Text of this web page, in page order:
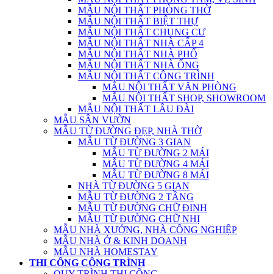
MẪU NỘI THẤT PHÒNG THỜ
MẪU NỘI THẤT BIỆT THỰ
MẪU NỘI THẤT CHUNG CƯ
MẪU NỘI THẤT NHÀ CẤP 4
MẪU NỘI THẤT NHÀ PHỐ
MẪU NỘI THẤT NHÀ ỐNG
MẪU NỘI THẤT CÔNG TRÌNH
MẪU NỘI THẤT VĂN PHÒNG
MẪU NỘI THẤT SHOP, SHOWROOM
MẪU NỘI THẤT LÂU ĐÀI
MẪU SÂN VƯỜN
MẪU TỪ ĐƯỜNG ĐẸP, NHÀ THỜ
MẪU TỪ ĐƯỜNG 3 GIAN
MẪU TỪ ĐƯỜNG 2 MÁI
MẪU TỪ ĐƯỜNG 4 MÁI
MẪU TỪ ĐƯỜNG 8 MÁI
NHÀ TỪ ĐƯỜNG 5 GIAN
MẪU TỪ ĐƯỜNG 2 TẦNG
MẪU TỪ ĐƯỜNG CHỮ ĐINH
MẪU TỪ ĐƯỜNG CHỮ NHỊ
MẪU NHÀ XƯỞNG, NHÀ CÔNG NGHIỆP
MẪU NHÀ Ở & KINH DOANH
MẪU NHÀ HOMESTAY
THI CÔNG CÔNG TRÌNH